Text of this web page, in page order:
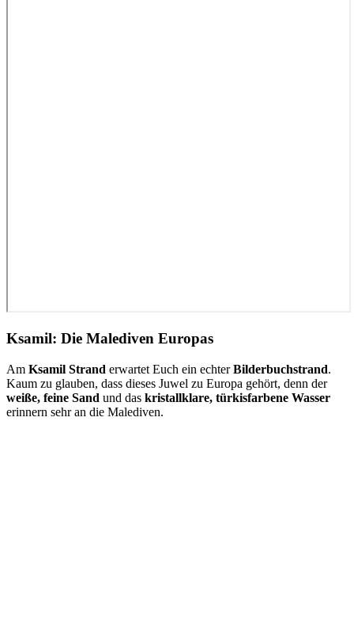
Ksamil: Die Malediven Europas
Am Ksamil Strand erwartet Euch ein echterBilderbuchstrand.
Kaum zu glauben, dass dieses Juwel zu Europa gehört, denn der
weiße, feine Sand und das kristallklare, türkisfarbene Wasser
erinnern sehr an die Malediven.